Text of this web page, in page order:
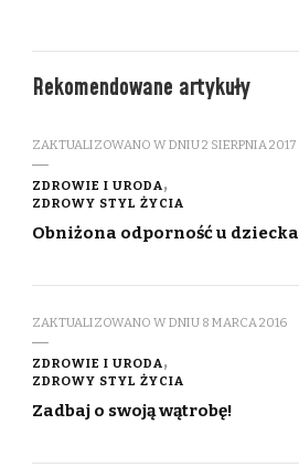
Rekomendowane artykuły
ZAKTUALIZOWANO W DNIU2 SIERPNIA 2017
ZDROWIE I URODA
ZDROWY STYL ŻYCIA
Obniżona odporność u dziecka
ZAKTUALIZOWANO W DNIU 8 MARCA 2016
ZDROWIE I URODA
ZDROWY STYL ŻYCIA
Zadbaj o swoją wątrobę!